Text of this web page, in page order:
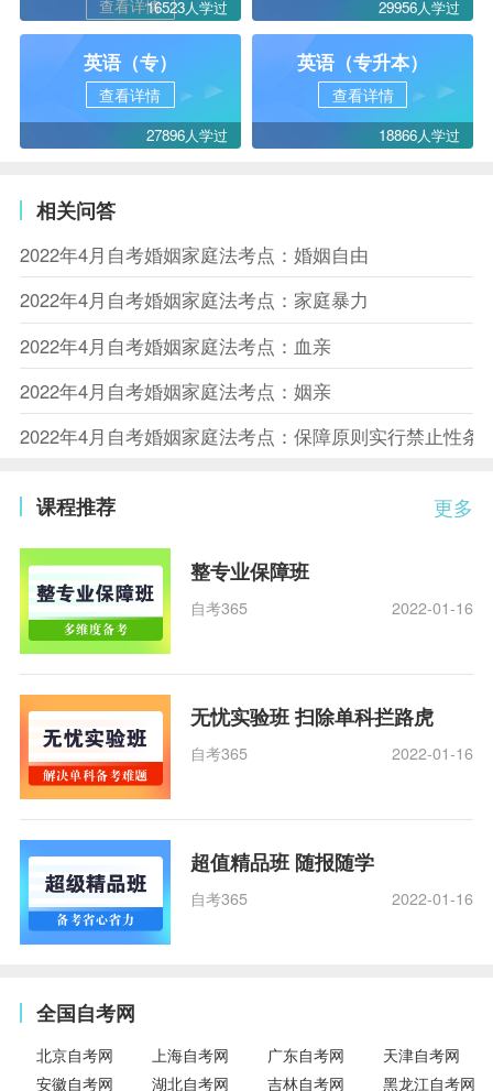
查看详情16523人学过 29956人学过
英语（专）
查看详情
27896人学过
英语（专升本）
查看详情
18866人学过
相关问答
2022年4月自考婚姻家庭法考点：婚姻自由
2022年4月自考婚姻家庭法考点：家庭暴力
2022年4月自考婚姻家庭法考点：血亲
2022年4月自考婚姻家庭法考点：姻亲
2022年4月自考婚姻家庭法考点：保障原则实行禁止性条
更多
课程推荐
整专业保障班
自考365 2022-01-16
无忧实验班 扫除单科拦路虎
自考365 2022-01-16
超值精品班 随报随学
自考365 2022-01-16
全国自考网
北京自考网 上海自考网 广东自考网
天津自考网
安徽自考网
湖北自考网 吉林自考网 黑龙江自考网